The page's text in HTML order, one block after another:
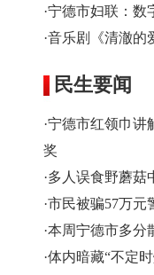
·宁德市妇联：
·音乐剧《清澈的
民生要闻
·宁德市红领巾
奖
·多人误食野蘑菇
·市民被骗57万元
·本周宁德市多分
·体内暗藏“不定